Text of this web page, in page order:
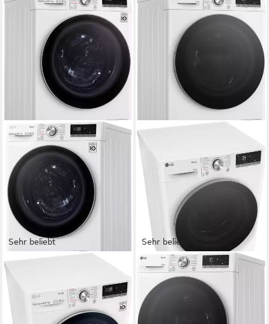
Sehr beliebt
V7WD107H2E
Kapazität Waschen
7 kg
Kapazität Trocknen
Sehr beliebt
LG
Waschtrockner Serie 7
W4WR70X61
Kapazität Waschen
Kapazität Trocknen